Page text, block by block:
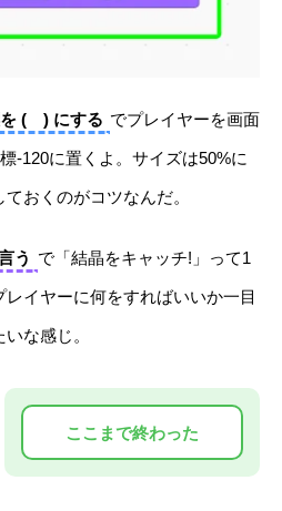
( ) にする でプレイヤーを画面
-120に置くよ。サイズは50%に
おくのがコツなんだ。
う で「結晶をキャッチ!」って1
イヤーに何をすればいいか一目
な感じ。